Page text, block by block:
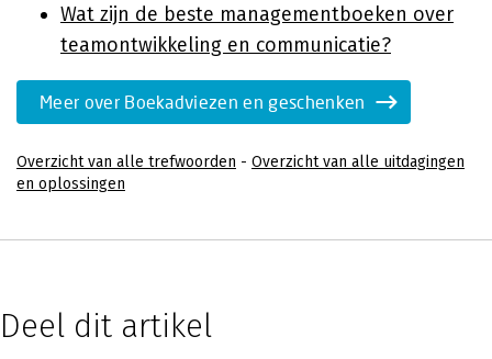
Wat zijn de beste managementboeken over
teamontwikkeling en communicatie?
Meer over Boekadviezen en geschenken
Overzicht van alle trefwoorden - Overzicht van alle uitdagingen
en oplossingen
Deel dit artikel